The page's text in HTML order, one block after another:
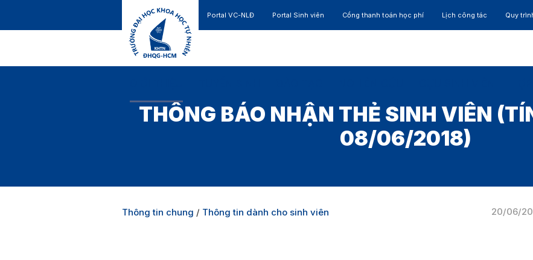
Portal VC-NLĐ Portal Sinh viên Cổng thanh toán học phí Lịch công tác Quy
THÔNG BÁO NHẬN THẺ SINH VIÊN
08/06/2018)
20/06/
Thông tin chung / Thông tin dành cho sinh viên